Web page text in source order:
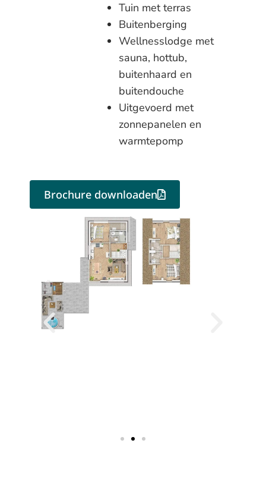
Tuin met terras
Buitenberging
Wellnesslodge met
sauna, hottub,
buitenhaard en
buitendouche
Uitgevoerd met
zonnepanelen en
warmtepomp
Brochure downloaden